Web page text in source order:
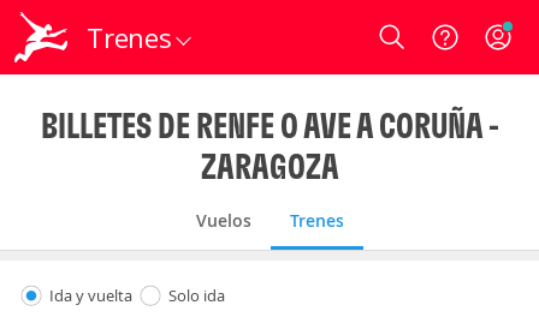
Trenes Login
BILLETES DE RENFE O AVE A CORUÑA -
ZARAGOZA
Vuelos Trenes
Ida y vuelta Solo ida